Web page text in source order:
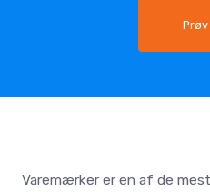
Prøv
Varemærker er en af de